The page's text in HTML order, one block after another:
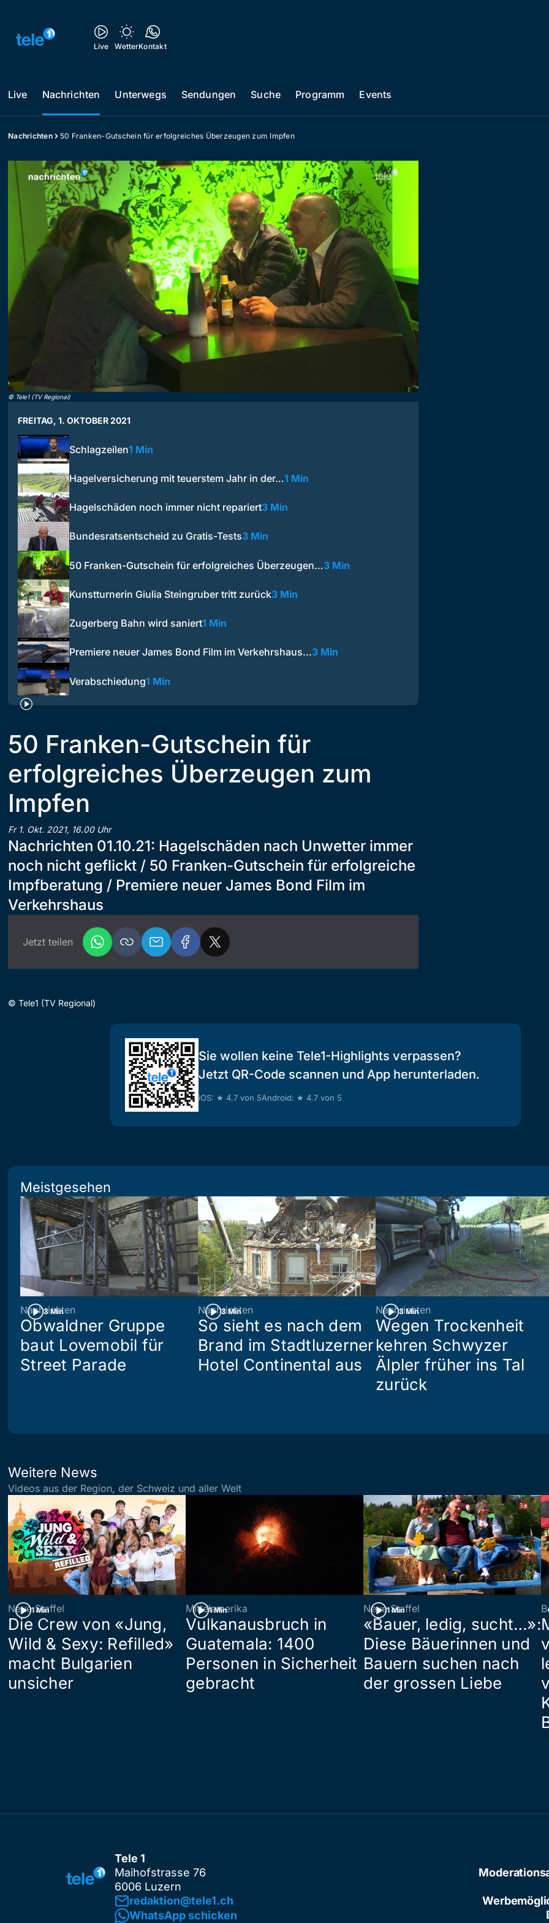
Live WetterKontakt
Live Nachrichten Unterwegs Sendungen Suche Programm Events
Nachrichten 50 Franken-Gutschein für erfolgreiches Überzeugen zum Impfen
© Tele1 (TV Regional)
FREITAG, 1. OKTOBER 2021
Schlagzeilen1 Min
Hagelversicherung mit teuerstem Jahr in der…1 Min
Hagelschäden noch immer nicht repariert3 Min
Bundesratsentscheid zu Gratis-Tests3 Min
50 Franken-Gutschein für erfolgreiches Überzeugen…3 Min
Kunstturnerin Giulia Steingruber tritt zurück3 Min
Zugerberg Bahn wird saniert1 Min
Premiere neuer James Bond Film im Verkehrshaus…3 Min
Verabschiedung1 Min
50 Franken-Gutschein für
erfolgreiches Überzeugen zum
Impfen
Fr 1. Okt. 2021, 16.00 Uhr
Nachrichten 01.10.21: Hagelschäden nach Unwetter immer
noch nicht geflickt / 50 Franken-Gutschein für erfolgreiche
Impfberatung / Premiere neuer James Bond Film im
Verkehrshaus
Jetzt teilen
© Tele1 (TV Regional)
Sie wollen keine Tele1-Highlights verpassen?
Jetzt QR-Code scannen und App herunterladen.
iOS: ★ 4.7 von 5Android: ★ 4.7 von 5
Meistgesehen
3 Min
Nachrichten
Obwaldner Gruppe
baut Lovemobil für
Street Parade
3 Min
Nachrichten
So sieht es nach dem
Brand im Stadtluzerner
Hotel Continental aus
3 Min
Nachrichten
Wegen Trockenheit
kehren Schwyzer
Älpler früher ins Tal
zurück
Weitere News
Videos aus der Region, der Schweiz und aller Welt
1 Min
Neue Staffel
Die Crew von «Jung,
Wild & Sexy: Refilled»
macht Bulgarien
unsicher
1 Min
Mittelamerika
Vulkanausbruch in
Guatemala: 1400
Personen in Sicherheit
gebracht
1 Min
Neue Staffel
«Bauer, ledig, sucht…»:
Diese Bäuerinnen und
Bauern suchen nach
der grossen Liebe
Tele 1
Maihofstrasse 76
6006 Luzern
redaktion@tele1.ch
WhatsApp schicken